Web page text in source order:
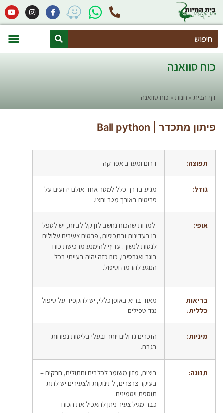
Search
כוח סוואנה
דף הבית » חנות » כוח סוואנה
פיתון מתכדר | Ball python
תפוצה: דרום ומערב אפריקה
גודל:
מגיע בדרך כלל למטר אחד אולם ידועים על
פריטים באורך מטר וחצי.
אופי:
למרות שהכוח נחשב לזן קל לביות, יש לטפל
בו בעדינות ובתכיפות, פרטים צעירים עלולים
לנסות לנשוך. עדיף להימנע מרכישת כוח
בוגר ואגרסיבי, כוח כזה יהיה בעייתי בכל
הנוגע להרמה וטיפול.
בריאות
כללית:
מאוד בריא באופן כללי, יש להקפיד על טיפול
נגד טפילים
מיניות:
הזכרים גדולים יותר ובעלי בליטות נפוחות
בגבם.
תזונה:
ביצים, מזון משומר לכלבים וחתולים, חרקים –
בעיקר צרצרים, לתינוקות ולצעירים יש לתת
תוספת ויטמינים.
כבר מגיל צעיר ניתן להאכיל את הכוח